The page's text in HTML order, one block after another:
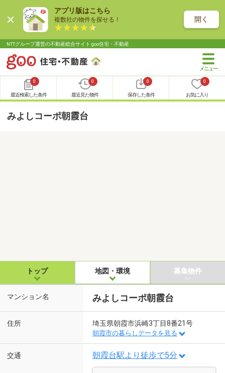
アプリ版はこちら
複数社の物件を探せる！ 開く
NTTグループ運営の不動産総合サイト goo住宅・不動産
0
最近検索した条件
0
最近見た物件
0
保存した条件
0
お気に入り
みよしコーポ朝霞台
トップ 地図・環境 募集物件
マンション名 みよしコーポ朝霞台
住所 埼玉県朝霞市浜崎3丁目8番21号
朝霞市の暮らしデータを見る
交通 朝霞台駅より徒歩で5分